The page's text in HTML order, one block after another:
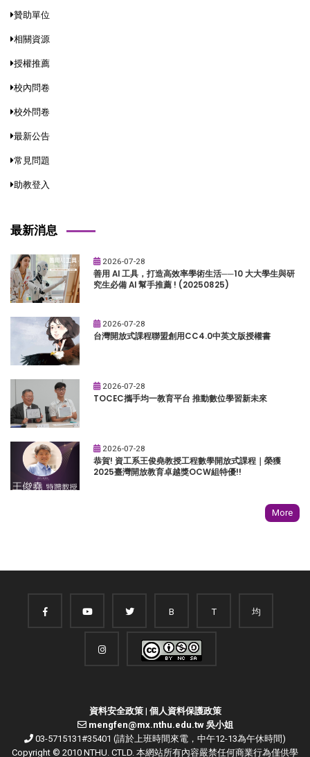
贊助單位
相關資源
授權推薦
校內問卷
校外問卷
最新公告
常見問題
助教登入
最新消息
2026-07-28
善用 AI 工具，打造高效率學術生活──10 大大學生與研
究生必備 AI 幫手推薦 ! (20250825)
2026-07-28
台灣開放式課程聯盟創用CC4.0中英文版授權書
2026-07-28
TOCEC攜手均一教育平台 推動數位學習新未來
2026-07-28
恭賀! 資工系王俊堯教授工程數學開放式課程｜榮獲
2025臺灣開放教育卓越獎OCW組特優!!
More
B T 均
資料安全政策| 個人資料保護政策
mengfen@mx.nthu.edu.tw 吳小姐
03-5715131#35401 (請於上班時間來電，中午12-13為午休時間)
Copyright © 2010 NTHU. CTLD. 本網站所有內容嚴禁任何商業行為僅供學